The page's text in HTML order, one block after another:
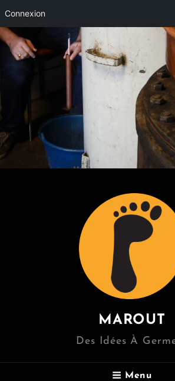
Connexion
MAROUT
Des Idées À
Menu